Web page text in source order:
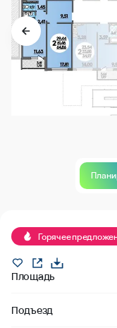
Горячее
Площадь
Подъезд